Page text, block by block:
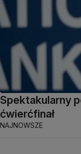
Spektakularny
ćwierćfinał
NAJNOWSZE